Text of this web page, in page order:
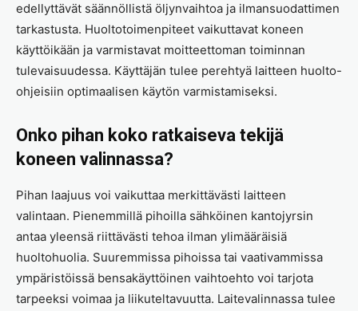
edellyttävät säännöllistä öljynvaihtoa ja ilmansuodattimen
tarkastusta. Huoltotoimenpiteet vaikuttavat koneen
käyttöikään ja varmistavat moitteettoman toiminnan
tulevaisuudessa. Käyttäjän tulee perehtyä laitteen huolto-
ohjeisiin optimaalisen käytön varmistamiseksi.
Onko pihan koko ratkaiseva tekijä
koneen valinnassa?
Pihan laajuus voi vaikuttaa merkittävästi laitteen
valintaan. Pienemmillä pihoilla sähköinen kantojyrsin
antaa yleensä riittävästi tehoa ilman ylimääräisiä
huoltohuolia. Suuremmissa pihoissa tai vaativammissa
ympäristöissä bensakäyttöinen vaihtoehto voi tarjota
tarpeeksi voimaa ja liikuteltavuutta. Laitevalinnassa tulee